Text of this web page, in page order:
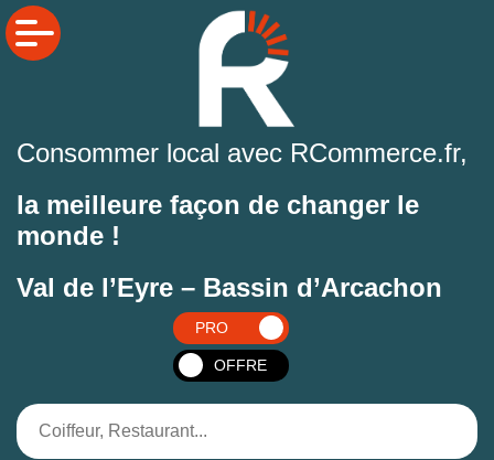
Consommer local avec RCommerce.fr,
la meilleure façon de changer le
monde !
Val de l’Eyre – Bassin d’Arcachon
PRO
OFFRE